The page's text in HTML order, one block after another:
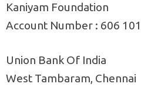
Kaniyam Foundation
Account Number : 606
Union Bank Of India
West Tambaram, Chennai